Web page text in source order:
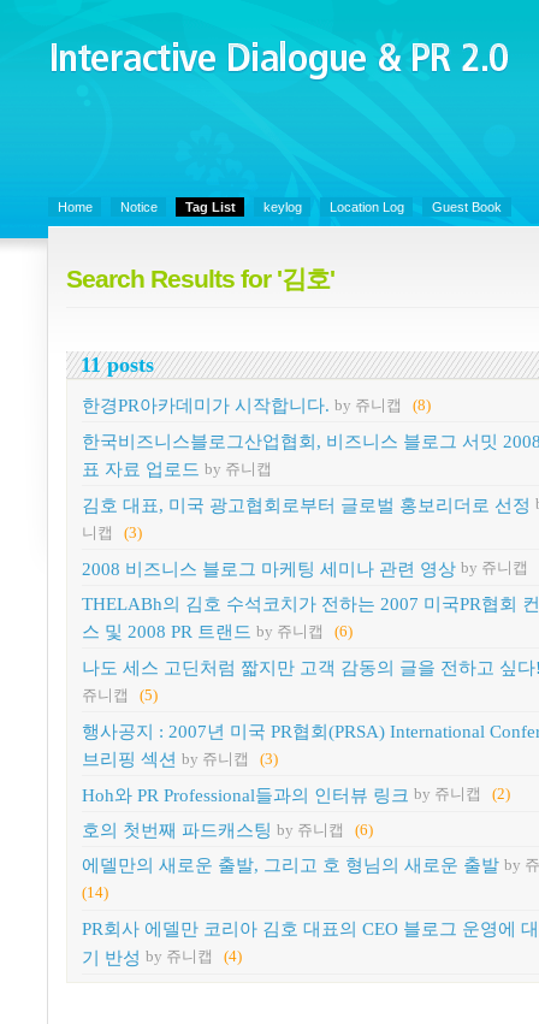
Interactive Dialogue &
PR 2.0
Home Notice Tag List keylog Location Log Guest Book
Search Results for '김호'
11 posts
한경PR아카데미가 시작합니다. by 쥬니캡 (8)
한국비즈니스블로그산업협회, 비즈니스 블로그 서밋
표 자료 업로드 by 쥬니캡
김호 대표, 미국 광고협회로부터 글로벌 홍보리더로 선정
니캡 (3)
2008 비즈니스 블로그 마케팅 세미나 관련 영상 by 쥬니캡
THELABh의 김호 수석코치가 전하는 2007 미국PR협회
스 및 2008 PR 트랜드 by 쥬니캡 (6)
나도 세스 고딘처럼 짧지만 고객 감동의 글을 전하고 싶
쥬니캡
(5)
행사공지 : 2007년 미국 PR협회(PRSA) International
브리핑 섹션 by 쥬니캡 (3)
Hoh와 PR Professional들과의 인터뷰 링크 by 쥬니캡 (2)
호의 첫번째 파드캐스팅 by 쥬니캡 (6)
에델만의 새로운 출발, 그리고 호 형님의 새로운 출발 by
(14)
PR회사 에델만 코리아 김호 대표의 CEO 블로그 운영에
기 반성 by 쥬니캡 (4)